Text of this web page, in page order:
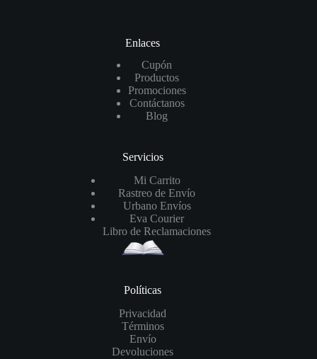
Enlaces
Cupón
Productos
Promociones
Contáctanos
Blog
Servicios
Mi Carrito
Rastreo de Envío
Urbano Envíos
Eva Courier
Libro de Reclamaciones
Políticas
Privacidad
Términos
Envío
Devoluciones